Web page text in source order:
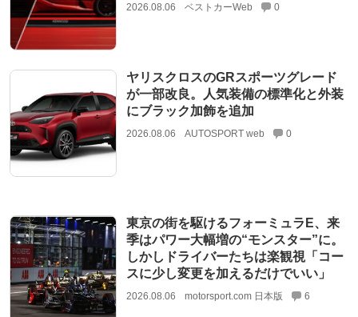
2026.08.06 ベストカーWeb 0
ヤリスクロスのGRスポーツグレード
が一部改良。人気装備の標準化と外装
にブラック加飾を追加
2026.08.06 AUTOSPORT web 0
東京の街を駆けるフォーミュラE、来
季はパワー大幅増の“モンスター”に。
しかしドライバーたちは楽観視「コー
スに少し変更を加えるだけでいい」
2026.08.06 motorsport.com 日本版 6